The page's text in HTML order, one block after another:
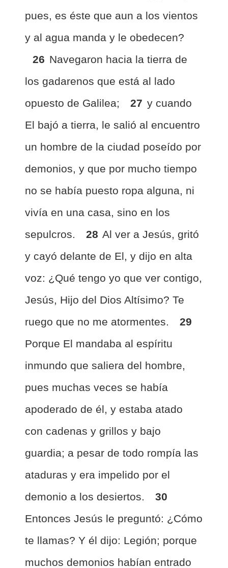
pues, es éste que aun a los vientos
y al agua manda y le obedecen?
26 Navegaron hacia la tierra de
los gadarenos que está al lado
opuesto de Galilea;
27 y cuando
El bajó a tierra, le salió al encuentro
un hombre de la ciudad poseído por
demonios, y que por mucho tiempo
no se había puesto ropa alguna, ni
vivía en una casa, sino en los
sepulcros.
28 Al ver a Jesús, gritó
y cayó delante de El, y dijo en alta
voz: ¿Qué tengo yo que ver contigo,
Jesús, Hijo del Dios Altísimo? Te
ruego que no me atormentes.
29
Porque El mandaba al espíritu
inmundo que saliera del hombre,
pues muchas veces se había
apoderado de él, y estaba atado
con cadenas y grillos y bajo
guardia; a pesar de todo rompía las
ataduras y era impelido por el
demonio a los desiertos.
30
Entonces Jesús le preguntó: ¿Cómo
te llamas? Y él dijo: Legión; porque
muchos demonios habían entrado